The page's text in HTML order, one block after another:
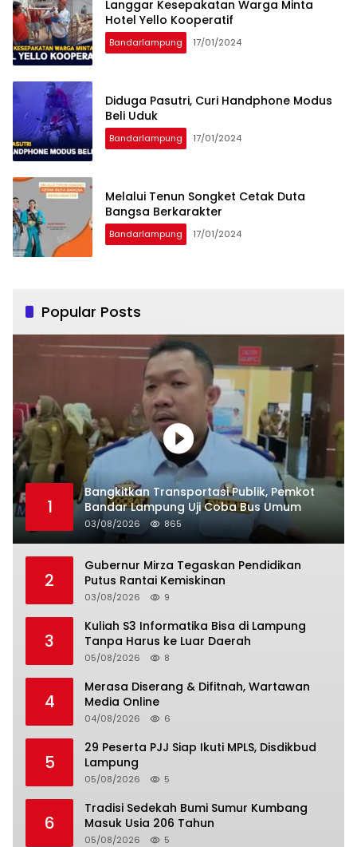
Langgar Kesepakatan Warga Minta
Hotel Yello Kooperatif
Bandarlampung 17/01/2024
Diduga Pasutri, Curi Handphone Modus
Beli Uduk
Bandarlampung 17/01/2024
Melalui Tenun Songket Cetak Duta
Bangsa Berkarakter
Bandarlampung 17/01/2024
Popular Posts
1
Bangkitkan Transportasi Publik, Pemkot
Bandar Lampung Uji Coba Bus Umum
03/08/2026 865
2
Gubernur Mirza Tegaskan Pendidikan
Putus Rantai Kemiskinan
03/08/2026 9
3
Kuliah S3 Informatika Bisa di Lampung
Tanpa Harus ke Luar Daerah
05/08/2026 8
4
Merasa Diserang & Difitnah, Wartawan
Media Online
04/08/2026 6
5
29 Peserta PJJ Siap Ikuti MPLS, Disdikbud
Lampung
05/08/2026 5
6
Tradisi Sedekah Bumi Sumur Kumbang
Masuk Usia 206 Tahun
05/08/2026 5